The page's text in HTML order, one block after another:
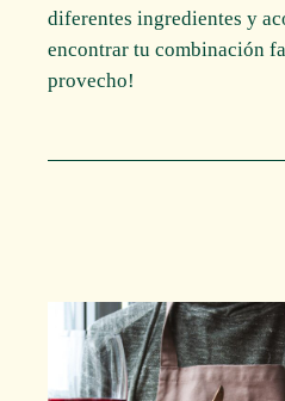
diferentes ingredientes y
encontrar tu combinación
provecho!